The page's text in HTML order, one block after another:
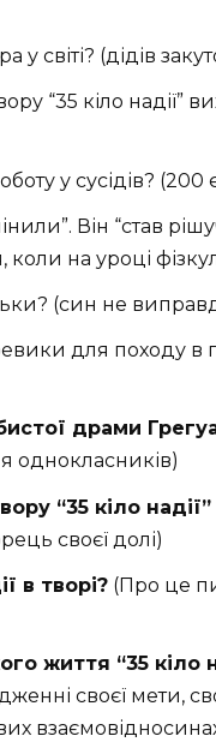
світі? (дідів
“35 кіло надії”
у сусідів? (200
Він “став
на уроці
(син не
для походу в
драми
однокласників)
“35 кіло надії”
своєї долі)
в творі? (Про це
життя “35 кіло
своєї мети,